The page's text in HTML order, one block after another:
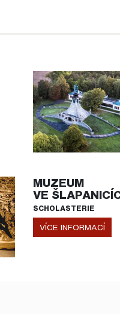
MUZEUM
VE
SCHOLASTERIE
VÍCE INFORMACÍ